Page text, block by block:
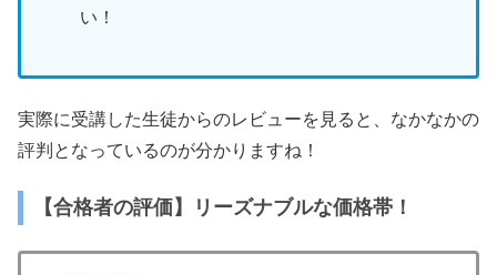
い！
実際に受講した生徒からのレビューを見ると、なかなかの
評判となっているのが分かりますね！
【合格者の評価】リーズナブルな価格帯！